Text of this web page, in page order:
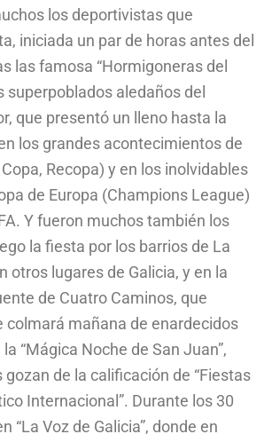
los deportivistas que
iniciada un par de horas antes del
las famosa “Hormigoneras del
superpoblados aledaños del
que presentó un lleno hasta la
los grandes acontecimientos de
Recopa) y en los inolvidables
de Europa (Champions League)
Y fueron muchos también los
la fiesta por los barrios de La
otros lugares de Galicia, y en la
de Cuatro Caminos, que
colmará mañana de enardecidos
“Mágica Noche de San Juan”,
de la calificación de “Fiestas
Internacional”. Durante los 30
“La Voz de Galicia”, donde en